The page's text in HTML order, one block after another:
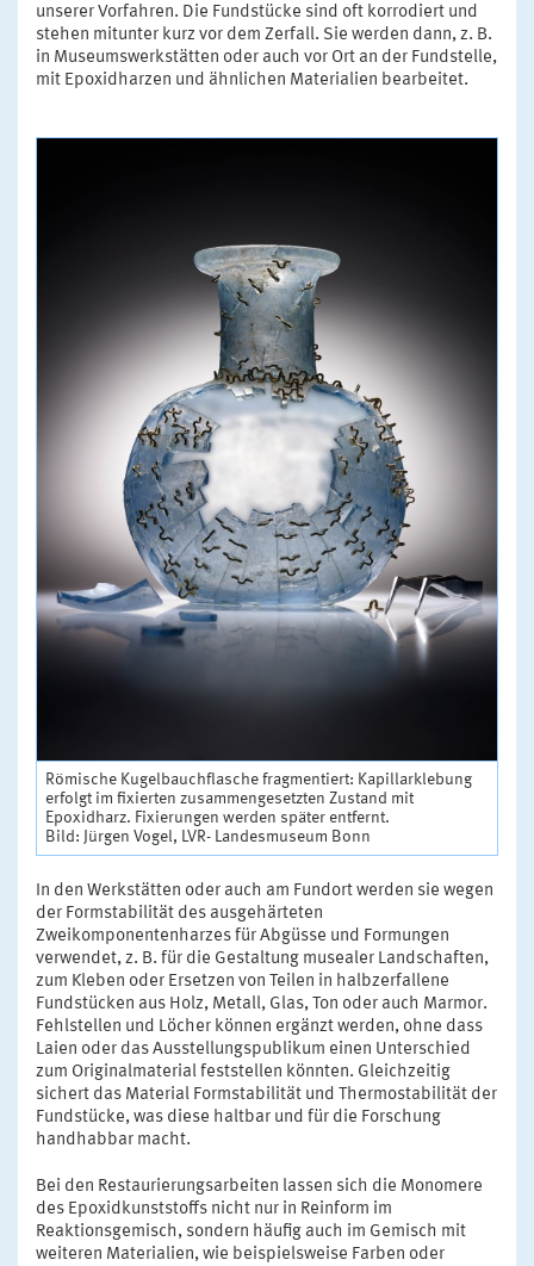
unserer Vorfahren. Die Fundstücke sind oft korrodiert und
stehen mitunter kurz vor dem Zerfall. Sie werden dann, z. B.
in Museumswerkstätten oder auch vor Ort an der Fundstelle,
mit Epoxidharzen und ähnlichen Materialien bearbeitet.
Römische Kugelbauchflasche fragmentiert: Kapillarklebung
erfolgt im fixierten zusammengesetzten Zustand mit
Epoxidharz. Fixierungen werden später entfernt.
Bild: Jürgen Vogel, LVR- Landesmuseum Bonn
In den Werkstätten oder auch am Fundort werden sie wegen
der Formstabilität des ausgehärteten
Zweikomponentenharzes für Abgüsse und Formungen
verwendet, z. B. für die Gestaltung musealer Landschaften,
zum Kleben oder Ersetzen von Teilen in halbzerfallene
Fundstücken aus Holz, Metall, Glas, Ton oder auch Marmor.
Fehlstellen und Löcher können ergänzt werden, ohne dass
Laien oder das Ausstellungspublikum einen Unterschied
zum Originalmaterial feststellen könnten. Gleichzeitig
sichert das Material Formstabilität und Thermostabilität der
Fundstücke, was diese haltbar und für die Forschung
handhabbar macht.
Bei den Restaurierungsarbeiten lassen sich die Monomere
des Epoxidkunststoffs nicht nur in Reinform im
Reaktionsgemisch, sondern häufig auch im Gemisch mit
weiteren Materialien, wie beispielsweise Farben oder